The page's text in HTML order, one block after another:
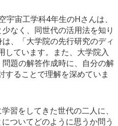
宙工学科4年生のHさんは、
なく、同世代の活用法を知り
、「大学院の先行研究のディ
しています。また、大学院入
題の解答作成時に、自分の解
ることで理解を深めていま
習をしてきた世代の二人に、
ついてどのように思うか問う